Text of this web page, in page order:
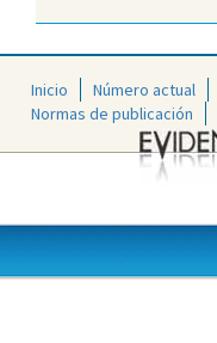
Inicio Número actual
Normas de publicación